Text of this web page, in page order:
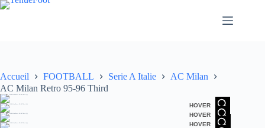
Passer
Accueil FOOTBALL Serie A Italie
AC Milan
AC Milan Retro 95-96 Third
HOVER
HOVER
HOVER